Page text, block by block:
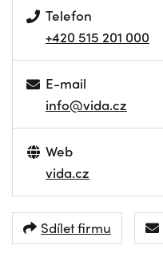
Telefon
+420 515 201 000
E-mail
info@vida.cz
Web
vida.cz
Sdílet firmu